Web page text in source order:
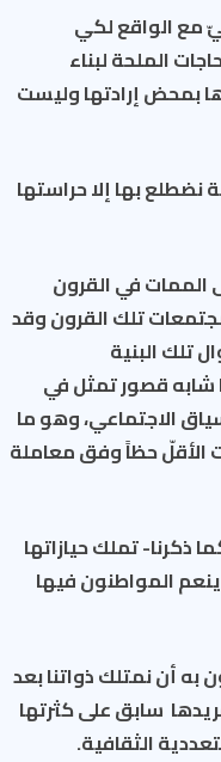
مع الواقع لكي
الملحة لبناء
بمحض إرادتها وليست
نضطلع بها إلا حراستها
الممات في القرون
تلك القرون وقد
تلك البنية
شابه قصور تمثل في
الاجتماعي، وهو ما
الأقلّ حظاً وفق معاملة
ذكرنا- تملك حيازاتها
المواطنون فيها
به أن نمتلك ذواتنا بعد
سابق على كثرتها
الثقافية.